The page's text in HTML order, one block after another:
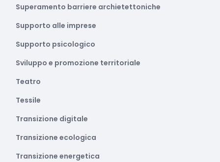
Superamento barriere archietettoniche
Supporto alle imprese
Supporto psicologico
Sviluppo e promozione territoriale
Teatro
Tessile
Transizione digitale
Transizione ecologica
Transizione energetica